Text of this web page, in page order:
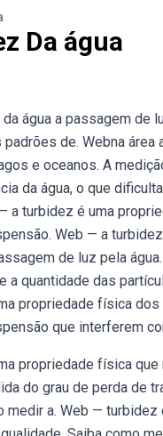
Da água
água a passagem de
de. Webna
e oceanos. A
da água, o que
a turbidez é uma
Web — a
de luz pela
a quantidade das
propriedade física
que interferem
propriedade física
do grau de perda de
medir a. Web —